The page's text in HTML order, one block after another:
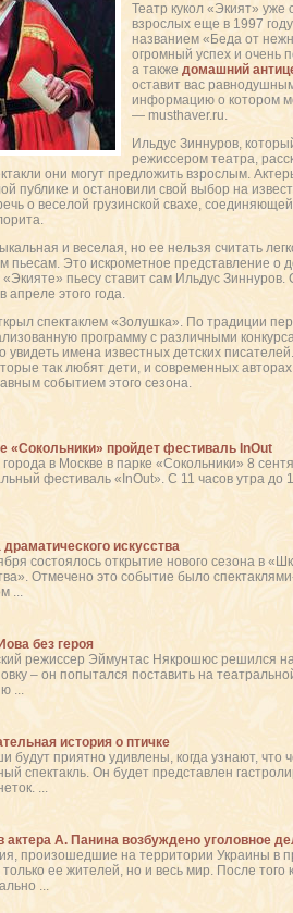
Театр кукол «Экият» уже
взрослых еще в 1997
названием «Беда от
огромный успех и очень
а также домашний
оставит вас
информацию о котором
— musthaver.ru.
Ильдус Зиннуров,
режиссером театра,
они могут предложить взрослым.
публике и остановили свой выбор на
о веселой грузинской свахе,
и веселая, но ее нельзя считать
пьесам. Это искрометное представление о
пьесу ставит сам Ильдус Зиннуров.
апреле этого года.
спектаклем «Золушка». По традиции
программу с различными
имена известных детских писателей.
так любят дети, и современных
событием этого сезона.
«Сокольники» пройдет фестиваль InOut
в Москве в парке «Сокольники» 8
фестиваль «InOut». С 11 часов утра до
искусства
состоялось открытие нового сезона в
Отмечено это событие было
...
без героя
режиссер Эймунтас Някрошюс решился
– он попытался поставить на
...
история о птичке
будут приятно удивлены, когда узнают, что
спектакль. Он будет представлен
...
актера А. Панина возбуждено уголовное
произошедшие на территории Украины в
ее жителей, но и весь мир. После того
...